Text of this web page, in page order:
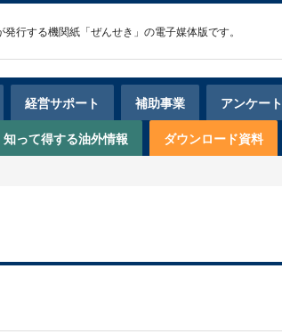
経営サポート 補助事業 アンケート
知って得する油外情報 ダウンロード資料